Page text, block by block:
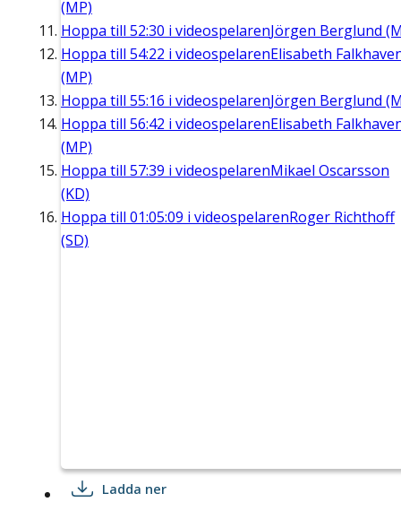
(MP)
Hoppa till 52:30 i videospelarenJörgen Berglund
Hoppa till 54:22 i videospelarenElisabeth
(MP)
Hoppa till 55:16 i videospelarenJörgen Berglund
Hoppa till 56:42 i videospelarenElisabeth
(MP)
Hoppa till 57:39 i videospelarenMikael Oscarsson
(KD)
Hoppa till 01:05:09 i videospelarenRoger Richthoff
(SD)
Ladda ner